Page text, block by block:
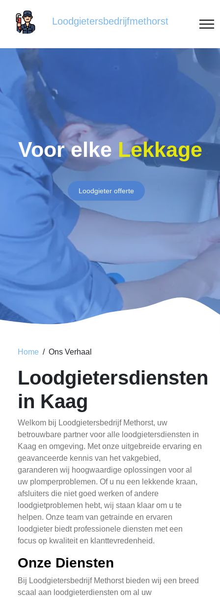
Loodgietersbedrijfmethorst
Voor elke Lekkage
Loodgieter offerte
Home Ons Verhaal
Loodgietersdiensten
in Kaag
Welkom bij Loodgietersbedrijf Methorst, uw
betrouwbare partner voor alle loodgietersdiensten in
Kaag en omgeving. Met onze uitgebreide ervaring en
geavanceerde kennis van het vakgebied,
garanderen wij hoogwaardige oplossingen voor al
uw plomperproblemen. Of u nu een lekkende kraan,
afsluiters die niet goed werken of andere
loodgietproblemen hebt, wij staan klaar om u te
helpen. Onze team van getrainde en ervaren
loodgieter biedt professionele diensten met een
focus op kwaliteit en klanttevredenheid.
Onze Diensten
Bij Loodgietersbedrijf Methorst bieden wij een breed
scaal aan loodgieterdiensten om al uw